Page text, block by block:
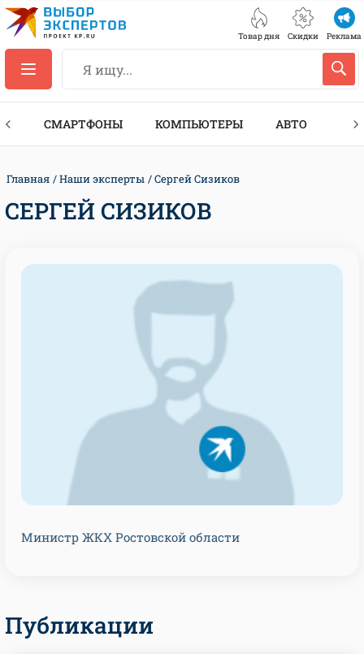
Товар дня Скидки Реклама
СМАРТФОНЫ КОМПЬЮТЕРЫ АВТО
Главная Наши эксперты Сергей Сизиков
СЕРГЕЙ СИЗИКОВ
Министр ЖКХ Ростовской области
Публикации